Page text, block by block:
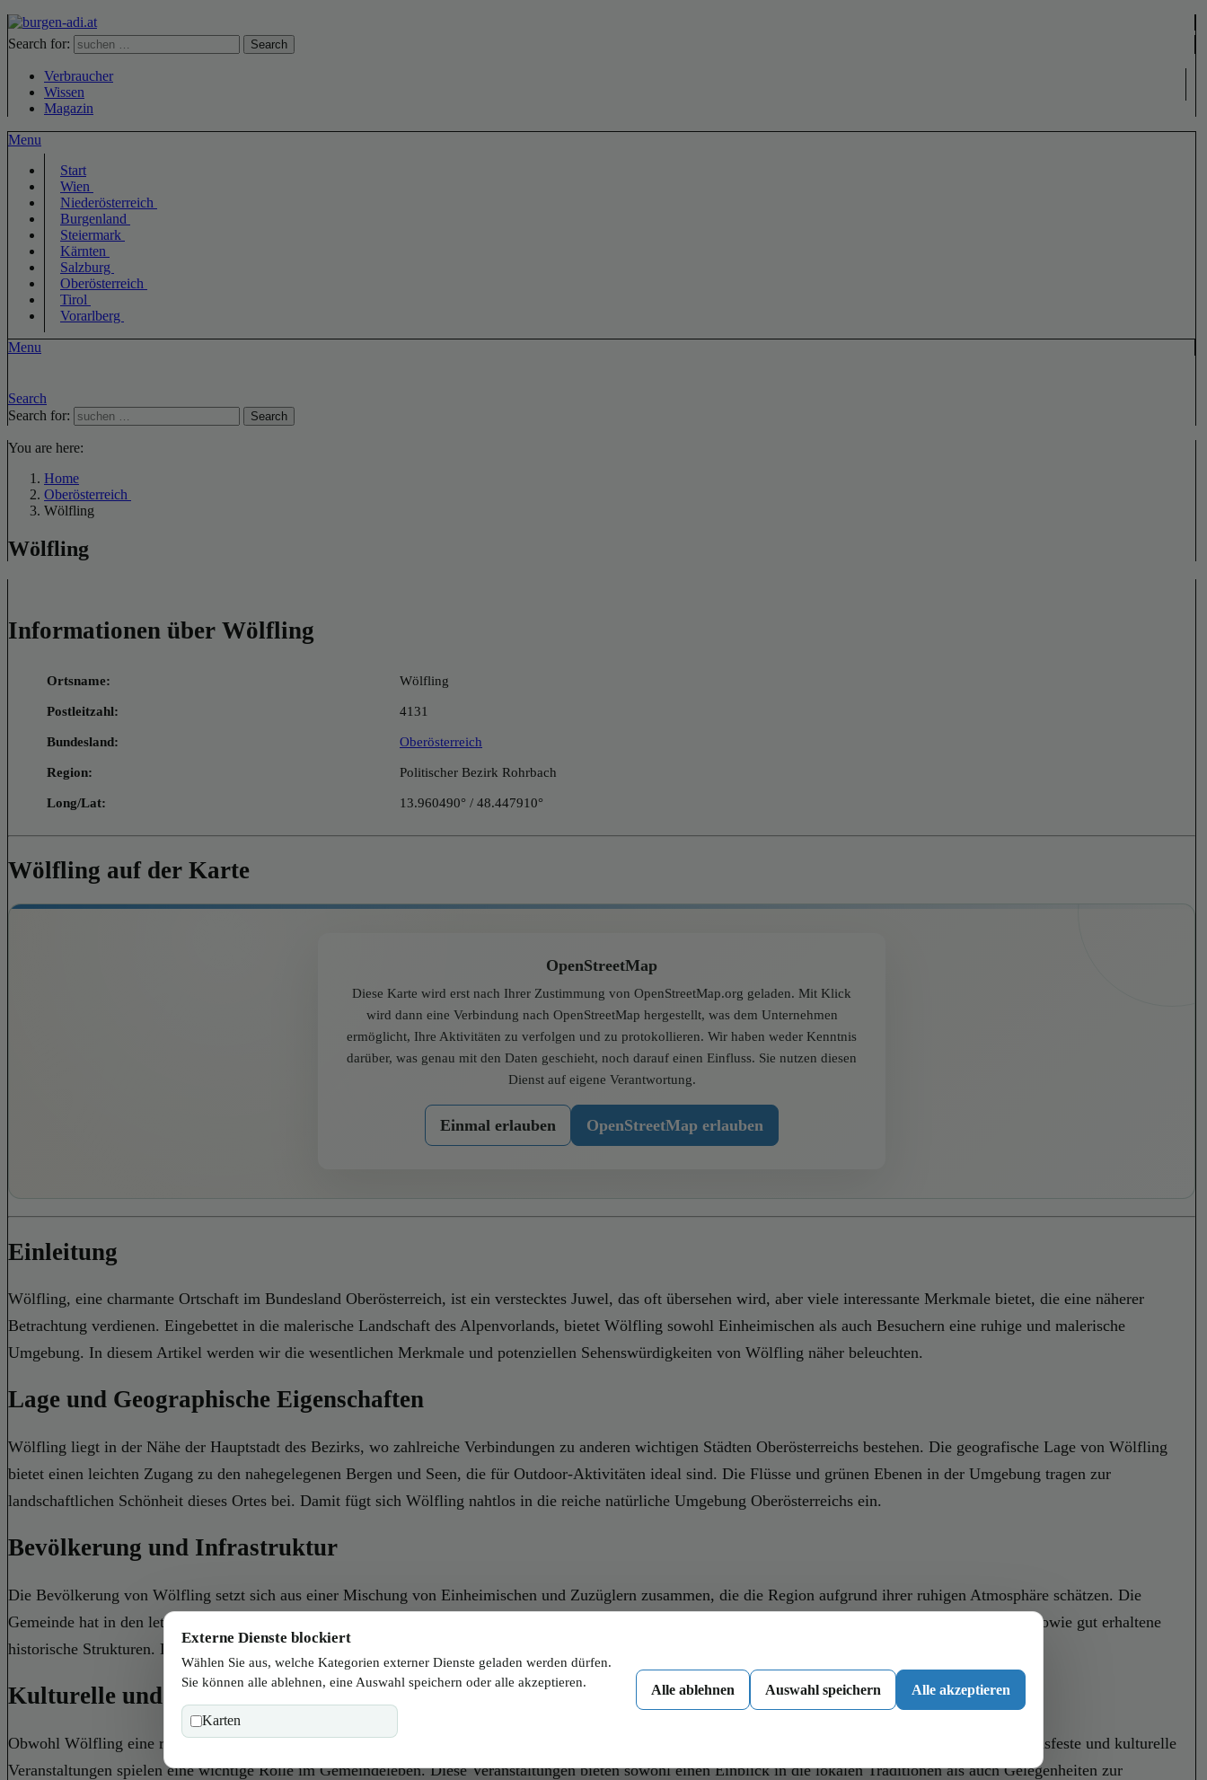
Search for: Search
Verbraucher
Wissen
Magazin
Menu
Start
Wien
Niederösterreich
Burgenland
Steiermark
Kärnten
Salzburg
Oberösterreich
Tirol
Vorarlberg
Menu
Search
Search for:
Search
You are here:
Home
Oberösterreich
Wölfling
Wölfling
Informationen über Wölfling
Ortsname: Wölfling
Postleitzahl: 4131
Bundesland: Oberösterreich
Region: Politischer Bezirk Rohrbach
Long/Lat: 13.960490° / 48.447910°
Wölfling auf der Karte
OpenStreetMap
Diese Karte wird erst nach Ihrer Zustimmung von OpenStreetMap.org geladen. Mit Klick
wird dann eine Verbindung nach OpenStreetMap hergestellt, was dem Unternehmen
ermöglicht, Ihre Aktivitäten zu verfolgen und zu protokollieren. Wir haben weder Kenntnis
darüber, was genau mit den Daten geschieht, noch darauf einen Einfluss. Sie nutzen diesen
Dienst auf eigene Verantwortung.
Einmal erlauben OpenStreetMap erlauben
Einleitung
Wölfling, eine charmante Ortschaft im Bundesland Oberösterreich, ist ein verstecktes Juwel, das oft übersehen wird, aber viele interessante Merkmale bietet, die eine näherer
Betrachtung verdienen. Eingebettet in die malerische Landschaft des Alpenvorlands, bietet Wölfling sowohl Einheimischen als auch Besuchern eine ruhige und malerische
Umgebung. In diesem Artikel werden wir die wesentlichen Merkmale und potenziellen Sehenswürdigkeiten von Wölfling näher beleuchten.
Lage und Geographische Eigenschaften
Wölfling liegt in der Nähe der Hauptstadt des Bezirks, wo zahlreiche Verbindungen zu anderen wichtigen Städten Oberösterreichs bestehen. Die geografische Lage von Wölfling
bietet einen leichten Zugang zu den nahegelegenen Bergen und Seen, die für Outdoor-Aktivitäten ideal sind. Die Flüsse und grünen Ebenen in der Umgebung tragen zur
landschaftlichen Schönheit dieses Ortes bei. Damit fügt sich Wölfling nahtlos in die reiche natürliche Umgebung Oberösterreichs ein.
Bevölkerung und Infrastruktur
Die Bevölkerung von Wölfling setzt sich aus einer Mischung von Einheimischen und Zuzüglern zusammen, die die Region aufgrund ihrer ruhigen Atmosphäre schätzen. Die
Gemeinde hat in den letzten Jahren in ihre Infrastruktur investiert, um die Lebensqualität zu verbessern, und bietet ihren Bewohnern moderne Einrichtungen sowie gut erhaltene
historische Strukturen. Der Fokus auf Nachhaltigkeit und Umweltbewusstsein ist ein weiterer Aspekt, der Wölfling auszeichnet.
Kulturelle und Historische Aspekte
Obwohl Wölfling eine relativ kleine Ortschaft ist, verfügt es über eine reiche Geschichte, die bis in die frühen Epochen der Besiedlung zurückreicht. Traditionsfeste und kulturelle
Veranstaltungen spielen eine wichtige Rolle im Gemeindeleben. Diese Veranstaltungen bieten sowohl einen Einblick in die lokalen Traditionen als auch Gelegenheiten zur
Externe Dienste blockiert
Wählen Sie aus, welche Kategorien externer Dienste geladen werden dürfen.
Sie können alle ablehnen, eine Auswahl speichern oder alle akzeptieren.
Karten
Alle ablehnen Auswahl speichern Alle akzeptieren